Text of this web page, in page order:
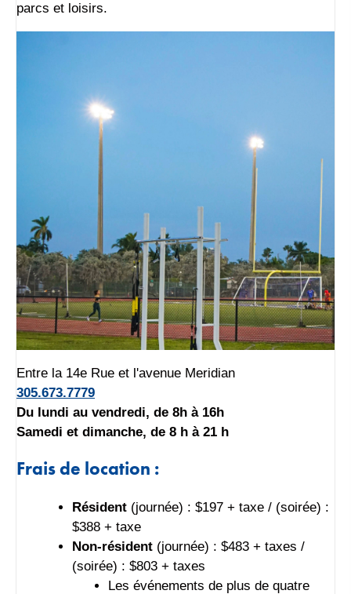
parcs et loisirs.
Entre la 14e Rue et l'avenue Meridian
305.673.7779
Du lundi au vendredi, de 8h à 16h
Samedi et dimanche, de 8 h à 21 h
Frais de location :
Résident (journée) : $197 + taxe / (soirée) :
$388 + taxe
Non-résident (journée) : $483 + taxes /
(soirée) : $803 + taxes
Les événements de plus de quatre